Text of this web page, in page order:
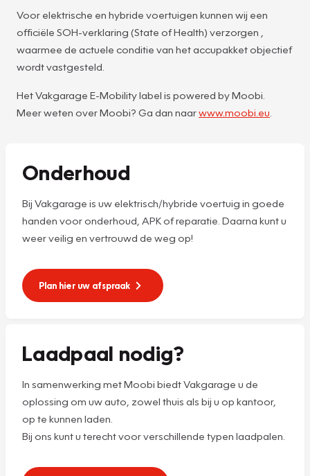
Voor elektrische en hybride voertuigen kunnen wij een
officiële SOH-verklaring (State of Health) verzorgen ,
waarmee de actuele conditie van het accupakket objectief
wordt vastgesteld.
Het Vakgarage E-Mobility label is powered by Moobi.
Meer weten over Moobi? Ga dan naarwww.moobi.eu
Onderhoud
Bij Vakgarage is uw elektrisch/hybride voertuig in goede
handen voor onderhoud, APK of reparatie. Daarna kunt u
weer veilig en vertrouwd de weg op!
Plan hier uw afspraak
Laadpaal nodig?
In samenwerking met Moobi biedt Vakgarage u de
oplossing om uw auto, zowel thuis als bij u op kantoor,
op te kunnen laden.
Bij ons kunt u terecht voor verschillende typen laadpalen.